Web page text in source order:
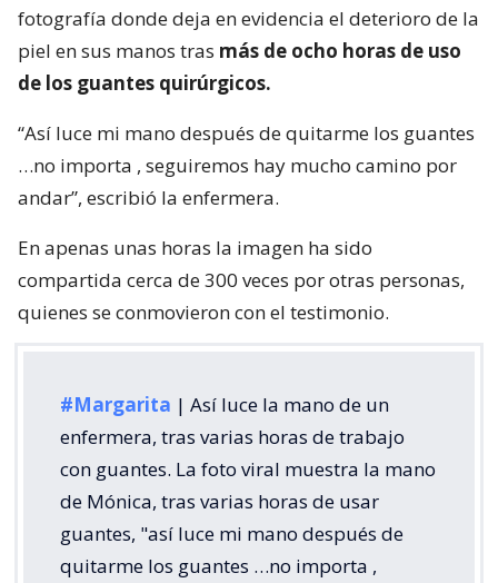
fotografía donde deja en evidencia el deterioro de la
piel en sus manos tras más de ocho horas de uso
de los guantes quirúrgicos.
“Así luce mi mano después de quitarme los guantes
…no importa , seguiremos hay mucho camino por
andar”, escribió la enfermera.
En apenas unas horas la imagen ha sido
compartida cerca de 300 veces por otras personas,
quienes se conmovieron con el testimonio.
#Margarita | Así luce la mano de un
enfermera, tras varias horas de trabajo
con guantes. La foto viral muestra la mano
de Mónica, tras varias horas de usar
guantes, "así luce mi mano después de
quitarme los guantes …no importa ,